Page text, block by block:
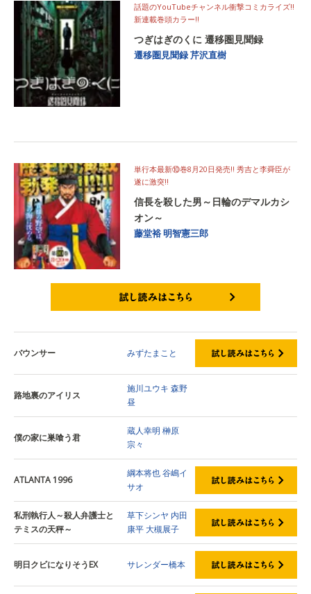
話題のYouTubeチャンネル衝撃コミカライズ!!
新連載巻頭カラー!!
つぎはぎのくに 遷移圏見聞録
遷移圏見聞録芹沢直樹
単行本最新⑩巻8月20日発売!! 秀吉と李舜臣が
遂に激突!!
信長を殺した男～日輪のデマルカシ
オン～
藤堂裕明智憲三郎
バウンサー みずたまこと
路地裏のアイリス
施川ユウキ 森野
昼
僕の家に巣喰う君
蔵人幸明 榊原
宗々
ATLANTA 1996
綱本将也谷嶋イ
サオ
私刑執行人～殺人弁護士と
テミスの天秤～
草下シンヤ 内田
康平 大槻展子
明日クビになりそうEX サレンダー橋本